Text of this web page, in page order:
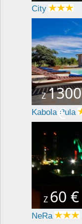
City
Z1300
€
Kabola Pula
Z 60 €
NeRa